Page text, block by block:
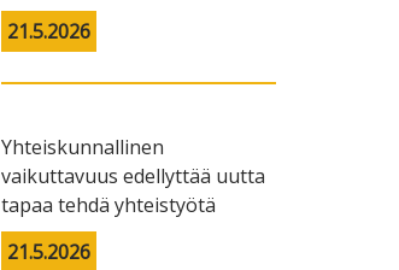
21.5.2026
Yhteiskunnallinen
vaikuttavuus edellyttää uutta
tapaa tehdä yhteistyötä
21.5.2026